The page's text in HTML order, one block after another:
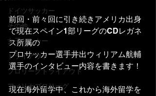
ドイツサッカー
その他
女子サッカー
トライアウト
プロリーグトライアウト
アメリカプロリーグ
前回・前々回に引き続きアメリカ出身
で現在スペイン1部リーグのCDレガネ
ス所属の
プロサッカー選手井出ウィリアム航輔
選手のインタビュー内容を書きます！
現在海外留学中、これから海外留学を